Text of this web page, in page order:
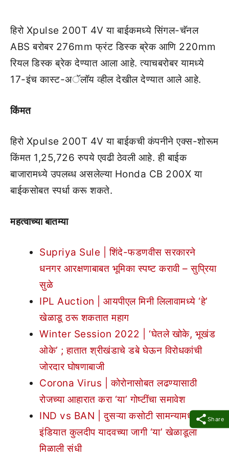
Share
हिरो Xpulse 200T 4V या बाईकमध्ये सिंगल-चॅनल
ABS बरोबर 276mm फ्रंट डिस्क ब्रेक आणि 220mm
रियल डिस्क ब्रेक देण्यात आला आहे. त्याचबरोबर यामध्ये
17-इंच कास्ट-अॅलॉय व्हील देखील देण्यात आले आहे.
किंमत
हिरो Xpulse 200T 4V या बाईकची कंपनीने एक्स-शोरूम
किंमत 1,25,726 रुपये एवढी ठेवली आहे. ही बाईक
बाजारामध्ये उपलब्ध असलेल्या Honda CB 200X या
बाईकसोबत स्पर्धा करू शकते.
महत्वाच्या बातम्या
Supriya Sule | शिंदे-फडणवीस सरकारने
धनगर आरक्षणाबाबत भूमिका स्पष्ट करावी – सुप्रिया
सुळे
IPL Auction | आयपीएल मिनी लिलावामध्ये ‘हे’
खेळाडू ठरू शकतात महाग
Winter Session 2022 | ‘घेतले खोके, भूखंड
ओके’ ; हातात श्रीखंडाचे डबे घेऊन विरोधकांची
जोरदार घोषणाबाजी
Corona Virus | कोरोनासोबत लढण्यासाठी
रोजच्या आहारात करा ‘या’ गोष्टींचा समावेश
IND vs BAN | दुसऱ्या कसोटी सामन्यामध्ये टीम
इंडियात कुलदीप यादवच्या जागी ‘या’ खेळाडूला
मिळाली संधी